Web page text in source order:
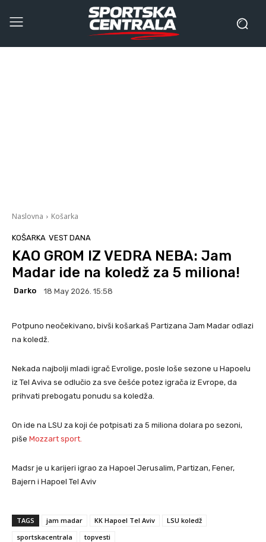
Naslovna Košarka
KOŠARKA VEST DANA
KAO GROM IZ VEDRA NEBA: Jam
Madar ide na koledž za 5 miliona!
Darko 18 May 2026. 15:58
Potpuno neočekivano, bivši košarkaš Partizana Jam Madar odlazi
na koledž.
Nekada najbolji mladi igrač Evrolige, posle loše sezone u Hapoelu
iz Tel Aviva se odlučio za sve češće potez igrača iz Evrope, da
prihvati prebogatu ponudu sa koledža.
On ide na LSU za koji će potpisati za 5 miliona dolara po sezoni,
piše Mozzart sport.
Madsr je u karijeri igrao za Hapoel Jerusalim, Partizan, Fener,
Bajern i Hapoel Tel Aviv
TAGS jam madar KK Hapoel Tel Aviv
LSU koledž
sportskacentrala
topvesti